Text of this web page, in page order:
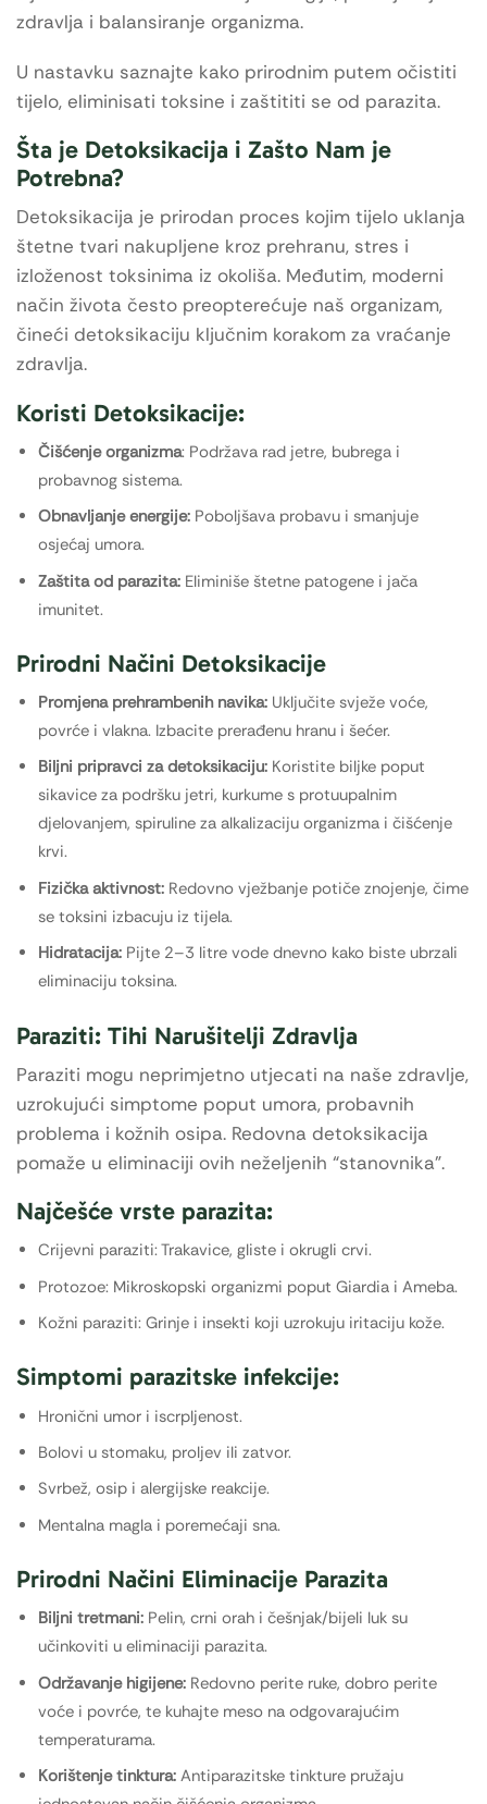
zdravlja i balansiranje organizma.
U nastavku saznajte kako prirodnim putem očistiti
tijelo, eliminisati toksine i zaštititi se od parazita.
Šta je Detoksikacija i Zašto Nam je
Potrebna?
Detoksikacija je prirodan proces kojim tijelo uklanja
štetne tvari nakupljene kroz prehranu, stres i
izloženost toksinima iz okoliša. Međutim, moderni
način života često preopterećuje naš organizam,
čineći detoksikaciju ključnim korakom za vraćanje
zdravlja.
Koristi Detoksikacije:
Čišćenje organizma: Podržava rad jetre, bubrega i
probavnog sistema.
Obnavljanje energije: Poboljšava probavu i smanjuje
osjećaj umora.
Zaštita od parazita: Eliminiše štetne patogene i jača
imunitet.
Prirodni Načini Detoksikacije
Promjena prehrambenih navika: Uključite svježe voće,
povrće i vlakna. Izbacite prerađenu hranu i šećer.
Biljni pripravci za detoksikaciju: Koristite biljke poput
sikavice za podršku jetri, kurkume s protuupalnim
djelovanjem, spiruline za alkalizaciju organizma i čišćenje
krvi.
Fizička aktivnost: Redovno vježbanje potiče znojenje, čime
se toksini izbacuju iz tijela.
Hidratacija: Pijte 2–3 litre vode dnevno kako biste ubrzali
eliminaciju toksina.
Paraziti: Tihi Narušitelji Zdravlja
Paraziti mogu neprimjetno utjecati na naše zdravlje,
uzrokujući simptome poput umora, probavnih
problema i kožnih osipa. Redovna detoksikacija
pomaže u eliminaciji ovih neželjenih “stanovnika”.
Najčešće vrste parazita:
Crijevni paraziti: Trakavice, gliste i okrugli crvi.
Protozoe: Mikroskopski organizmi poput Giardia i Ameba.
Kožni paraziti: Grinje i insekti koji uzrokuju iritaciju kože.
Simptomi parazitske infekcije:
Hronični umor i iscrpljenost.
Bolovi u stomaku, proljev ili zatvor.
Svrbež, osip i alergijske reakcije.
Mentalna magla i poremećaji sna.
Prirodni Načini Eliminacije Parazita
Biljni tretmani: Pelin, crni orah i češnjak/bijeli luk su
učinkoviti u eliminaciji parazita.
Održavanje higijene: Redovno perite ruke, dobro perite
voće i povrće, te kuhajte meso na odgovarajućim
temperaturama.
Korištenje tinktura: Antiparazitske tinkture pružaju